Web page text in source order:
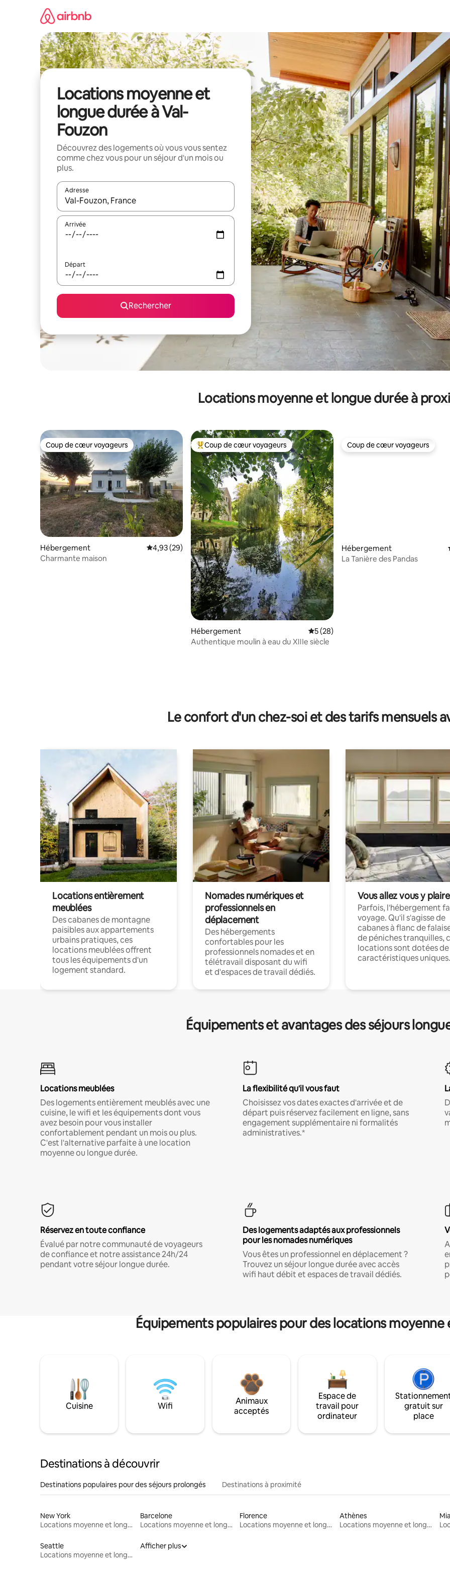
Locations moyenne et
longue durée à Val-
Fouzon
Découvrez des logements où vous vous sentez
comme chez vous pour un séjour d'un mois ou
plus.
Adresse
Lorsque les résultats s'affichent, utilisez les flèches vers le haut et vers le bas pour les parcourir ou en appuyant et en
Arrivée
Départ
Rechercher
Locations moyenne et longue durée à
Coup de cœur voyageurs
Coup de cœur voyageurs
Hébergement Évaluation moyenne sur la base de 29 commentaires : 4,93 sur 5
4,93 (29)
Charmante maison
Coups de cœur voyageurs les plus appréciés
Coup de cœur voyageurs
Hébergement Évaluation moyenne sur la base de 28
5 (28)
Authentique moulin à eau du ⅫⅠe siècle
Coup de cœur voyageurs
Coup de cœur voyageurs
Hébergement
La Tanière des Pandas
Le confort d'un chez-soi et des tarifs mensuels
Locations entièrement
meublées
Des cabanes de montagne
paisibles aux appartements
urbains pratiques, ces
locations meublées offrent
tous les équipements d'un
logement standard.
Nomades numériques et
professionnels en
déplacement
Des hébergements
confortables pour les
professionnels nomades et en
télétravail disposant du wifi
et d'espaces de travail dédiés.
Vous allez vous y plaire
Parfois, l'hébergement
voyage. Qu'il s'agisse de
cabanes à flanc de
de péniches tranquilles,
locations sont dotées de
caractéristiques uniques.
Équipements et avantages des séjours
Locations meublées
Des logements entièrement meublés avec une
cuisine, le wifi et les équipements dont vous
avez besoin pour vous installer
confortablement pendant un mois ou plus.
C'est l'alternative parfaite à une location
moyenne ou longue durée.
La flexibilité qu'il vous faut
Choisissez vos dates exactes d'arrivée et de
départ puis réservez facilement en ligne, sans
engagement supplémentaire ni formalités
administratives.*
Réservez en toute confiance
Évalué par notre communauté de voyageurs
de confiance et notre assistance 24h/24
pendant votre séjour longue durée.
Des logements adaptés aux professionnels
pour les nomades numériques
Vous êtes un professionnel en déplacement ?
Trouvez un séjour longue durée avec accès
wifi haut débit et espaces de travail dédiés.
Équipements populaires pour des locations
Cuisine Wifi
Animaux
acceptés
Espace de
travail pour
ordinateur
gratuit sur
place
Destinations à découvrir
Destinations populaires pour des séjours prolongés Destinations à proximité
New York
Locations moyenne et longue durée
Barcelone
Locations moyenne et longue durée
Florence
Locations moyenne et longue durée
Athènes
Locations moyenne et longue durée
Seattle
Locations moyenne et longue durée
Afficher plus